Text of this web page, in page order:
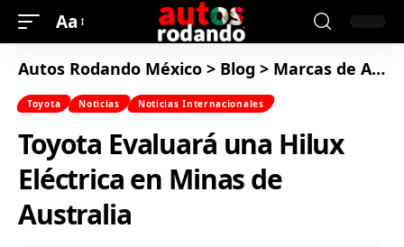
Aa
Autos Rodando México > Blog > Marcas de Autos
Toyota Noticias Noticias Internacionales
Toyota Evaluará una Hilux
Eléctrica en Minas de
Australia